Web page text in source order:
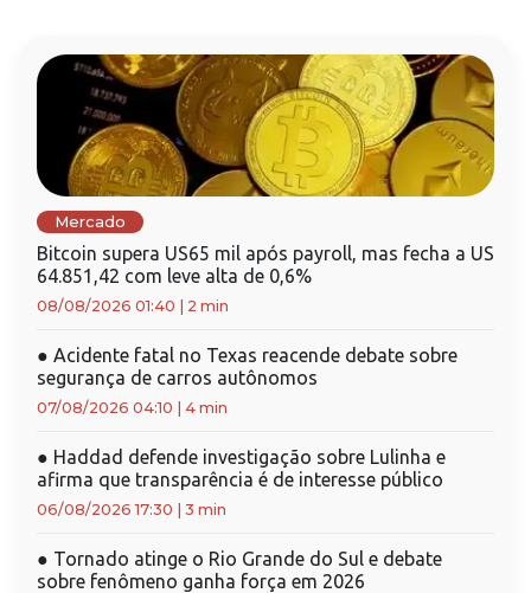
Mercado
Bitcoin supera US65 mil após payroll, mas fecha a US
64.851,42 com leve alta de 0,6%
08/08/2026 01:40 | 2 min
● Acidente fatal no Texas reacende debate sobre
segurança de carros autônomos
07/08/2026 04:10 | 4 min
● Haddad defende investigação sobre Lulinha e
afirma que transparência é de interesse público
06/08/2026 17:30 | 3 min
● Tornado atinge o Rio Grande do Sul e debate
sobre fenômeno ganha força em 2026